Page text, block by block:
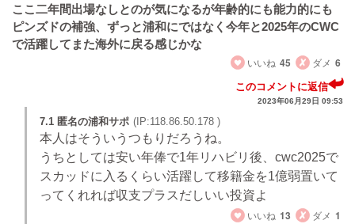
ここ二年間出場なしとのが気になるが年齢的にも能力的にも
ピンズドの補強、ずっと浦和にではなく今年と2025年のCWC
で活躍してまた海外に戻る感じかな
いいね 45 ダメ 6
このコメントに返信
2023年06月29日 09:53
7.1 匿名の浦和サポ (IP:118.86.50.178 )
本人はそういうつもりだろうね。
うちとしては安い年俸で1年リハビリ後、cwc2025で
スカッドに入るくらい活躍して移籍金を1億弱置いて
ってくれれば収支プラスだしいい投資よ
いいね 13 ダメ 1